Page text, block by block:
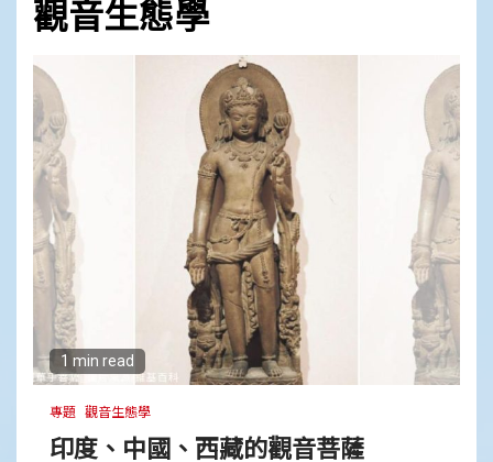
觀音生態學
1 min read
專題 觀音生態學
印度、中國、西藏的觀音菩薩